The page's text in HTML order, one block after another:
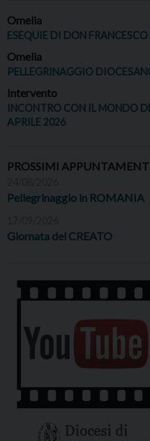
Omelia
ESEQUIE DI DON FRANCESCO
Omelia
PELLEGRINAGGIO
Intervento
INCONTRO CON IL MONDO
APRILE 2026
PROSSIMI
Pellegrinaggio in ROMANIA
Giornata del CREATO